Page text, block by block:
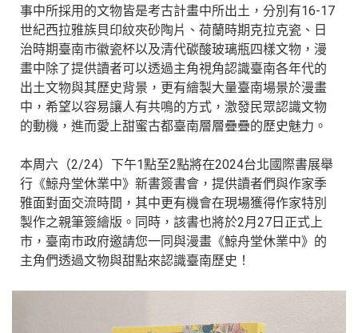
事中所採用的文物皆是考古計畫中所出土，分別有16-17
世紀西拉雅族貝印紋夾砂陶片、荷蘭時期克拉克瓷、日
治時期臺南市徽瓷杯以及清代碳酸玻璃瓶四樣文物，漫
畫中除了提供讀者可以透過主角視角認識臺南各年代的
出土文物與其歷史背景，更有繪製大量臺南場景於漫畫
中，希望以容易讓人有共鳴的方式，激發民眾認識文物
的動機，進而愛上甜蜜古都臺南層層疊疊的歷史魅力。
本周六（2/24）下午1點至2點將在2024台北國際書展舉
行《鯨舟堂休業中》新書簽書會，提供讀者們與作家季
雅面對面交流時間，其中更有機會在現場獲得作家特別
製作之親筆簽繪版。同時，該書也將於2月27日正式上
市，臺南市政府邀請您一同與漫畫《鯨舟堂休業中》的
主角們透過文物與甜點來認識臺南歷史！